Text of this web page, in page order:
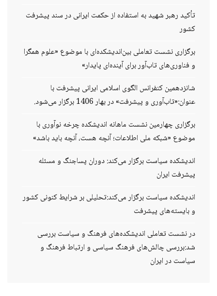
تأکید رهبر شهید به استفاده از حکمت ایرانی در سند پیشرفت
کشور
برگزاری نشست تعاملی بین‌اندیشکده‌ای با موضوع «علوم همگرا
و فناوری‌های تاب‌آور برای آینده‌ای پایدار»
شانزدهمین کنفرانس الگوی اسلامی ایرانی پیشرفت با
عنوان:«تاب‌آوری و پیشرفت» در بهار 1406 برگزار می‌شود.
برگزاری چهارمین نشست ماهانه اندیشکده چرخه نوآوری با
موضوع «شبکه ملی اطلاعات؛ آنچه هست، آنچه باید باشد»
اندیشکده سیاست برگزار می‌کند: دوران پساجنگ و مسئله
پیشرفت ایران
اندیشکده سیاست برگزار می‌کند:تحلیلی بر شرایط کنونی کشور
و بایسته‌های پیشرفت
در نشست تعاملی اندیشکده‌های فرهنگ و سیاست بررسی
شد:بررسی چالش‌های فرهنگ سیاسی و ارتباط فرهنگ و
سیاست در ایران